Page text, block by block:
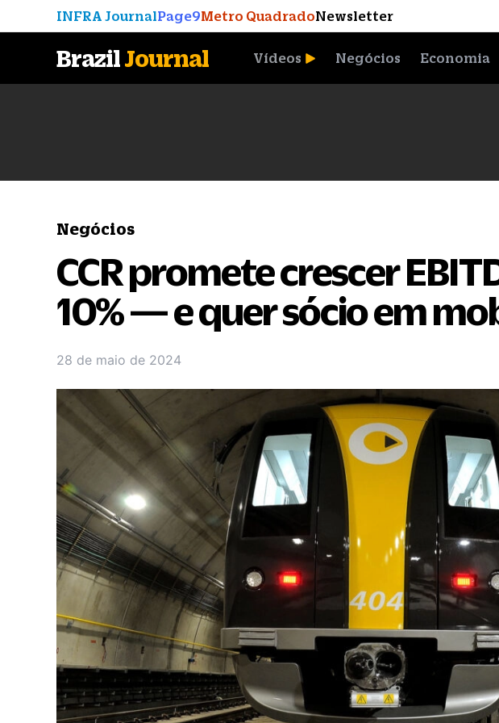
INFRA JournalPage9Metro QuadradoNewsletter
BrazilJournal Vídeos Negócios Economia
Negócios
CCR promete crescer
10% — e quer sócio em
28 de maio de 2024